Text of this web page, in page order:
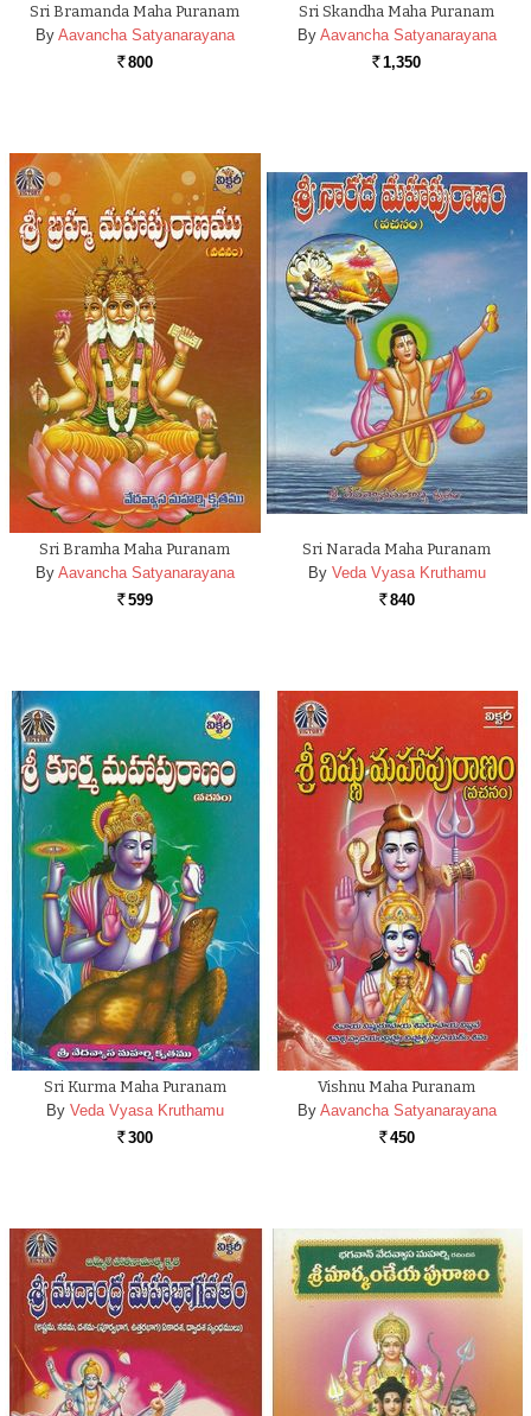
Sri Bramanda Maha Puranam
By Aavancha Satyanarayana
Rs. 800
Sri Skandha Maha Puranam
By Aavancha Satyanarayana
Rs. 1,350
Sri Bramha Maha Puranam
By Aavancha Satyanarayana
Rs. 599
Sri Narada Maha Puranam
By Veda Vyasa Kruthamu
Rs. 840
Sri Kurma Maha Puranam
By Veda Vyasa Kruthamu
Rs. 300
Vishnu Maha Puranam
By Aavancha Satyanarayana
Rs. 450